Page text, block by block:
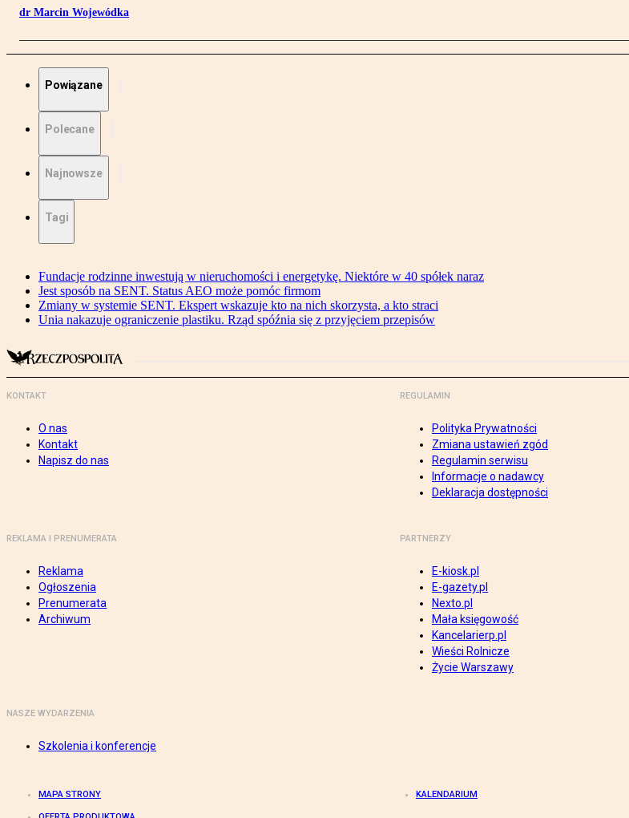
dr Marcin Wojewódka
Powiązane
Polecane
Najnowsze
Tagi
Fundacje rodzinne inwestują w nieruchomości i energetykę. Niektóre w 40 spółek naraz
Jest sposób na SENT. Status AEO może pomóc firmom
Zmiany w systemie SENT. Ekspert wskazuje kto na nich skorzysta, a kto straci
Unia nakazuje ograniczenie plastiku. Rząd spóźnia się z przyjęciem przepisów
KONTAKT
O nas
Kontakt
Napisz do nas
REGULAMIN
Polityka Prywatności
Zmiana ustawień zgód
Regulamin serwisu
Informacje o nadawcy
Deklaracja dostępności
REKLAMA I PRENUMERATA
Reklama
Ogłoszenia
Prenumerata
Archiwum
PARTNERZY
E-kiosk.pl
E-gazety.pl
Nexto.pl
Mała księgowość
Kancelarierp.pl
Wieści Rolnicze
Życie Warszawy
NASZE WYDARZENIA
Szkolenia i konferencje
MAPA STRONY KALENDARIUM